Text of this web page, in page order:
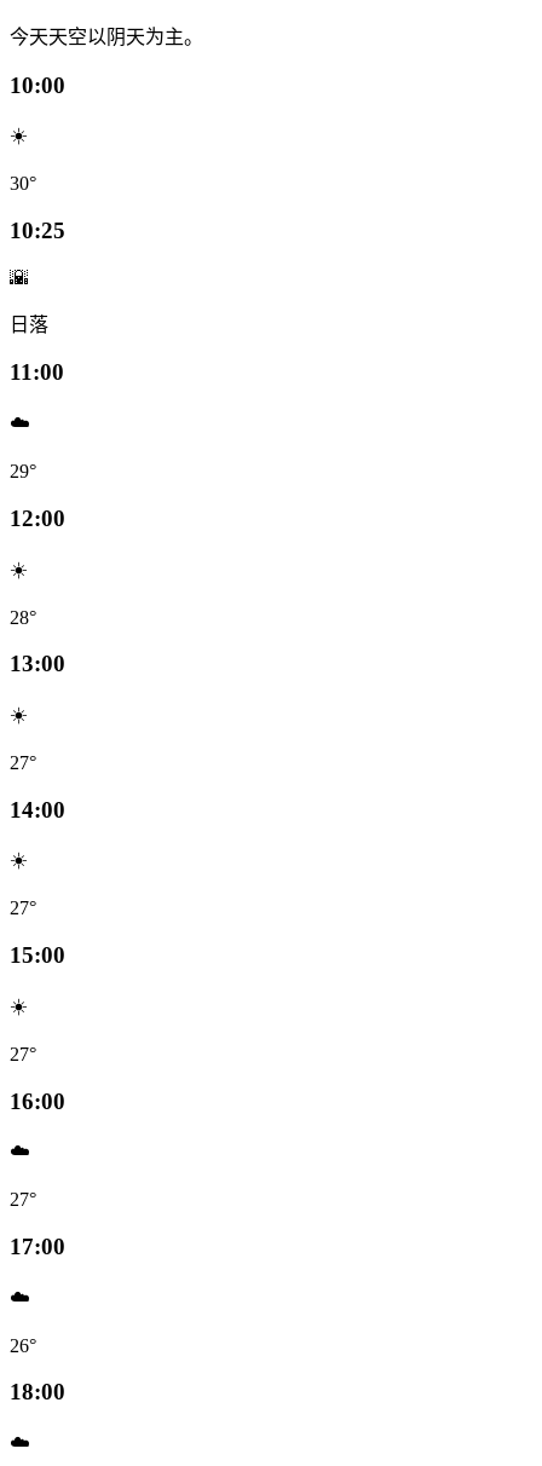
今天天空以阴天为主。
10:00
☀️
30°
10:25
🌇
日落
11:00
☁️
29°
12:00
☀️
28°
13:00
☀️
27°
14:00
☀️
27°
15:00
☀️
27°
16:00
☁️
27°
17:00
☁️
26°
18:00
☁️